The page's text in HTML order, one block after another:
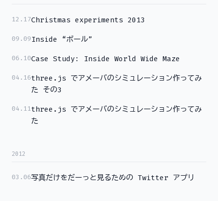
12.17Christmas experiments 2013
09.09 Inside “ボール”
06.10Case Study: Inside World Wide Maze
04.16three.js でアメーバのシミュレーション作ってみ
た その3
04.11three.js でアメーバのシミュレーション作ってみ
た
2012
03.06写真だけをだーっと見るための Twitter アプリ